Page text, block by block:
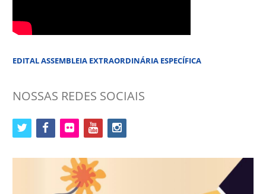
EDITAL ASSEMBLEIA EXTRAORDINÁRIA ESPECÍFICA
NOSSAS REDES SOCIAIS
twitter facebookflickr youtubeinstagram